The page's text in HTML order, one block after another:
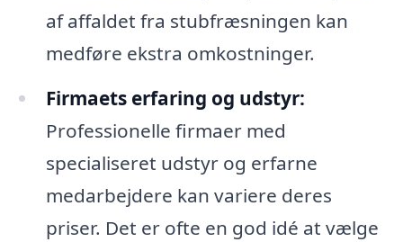
af affaldet fra stubfræsningen kan
medføre ekstra omkostninger.
Firmaets erfaring og udstyr:
Professionelle firmaer med
specialiseret udstyr og erfarne
medarbejdere kan variere deres
priser. Det er ofte en god idé at vælge